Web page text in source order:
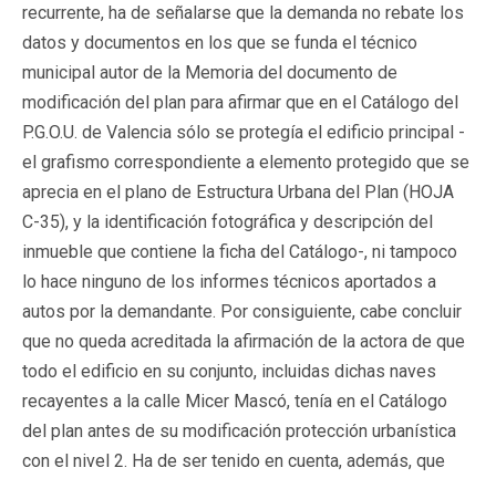
recurrente, ha de señalarse que la demanda no rebate los
datos y documentos en los que se funda el técnico
municipal autor de la Memoria del documento de
modificación del plan para afirmar que en el Catálogo del
P.G.O.U. de Valencia sólo se protegía el edificio principal -
el grafismo correspondiente a elemento protegido que se
aprecia en el plano de Estructura Urbana del Plan (HOJA
C-35), y la identificación fotográfica y descripción del
inmueble que contiene la ficha del Catálogo-, ni tampoco
lo hace ninguno de los informes técnicos aportados a
autos por la demandante. Por consiguiente, cabe concluir
que no queda acreditada la afirmación de la actora de que
todo el edificio en su conjunto, incluidas dichas naves
recayentes a la calle Micer Mascó, tenía en el Catálogo
del plan antes de su modificación protección urbanística
con el nivel 2. Ha de ser tenido en cuenta, además, que